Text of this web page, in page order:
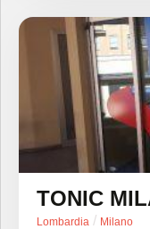
TONIC
Lombardia / Milano